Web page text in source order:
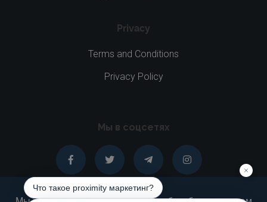
Мы в соцсетях
Privacy
Terms and Conditions
Privacy Policy